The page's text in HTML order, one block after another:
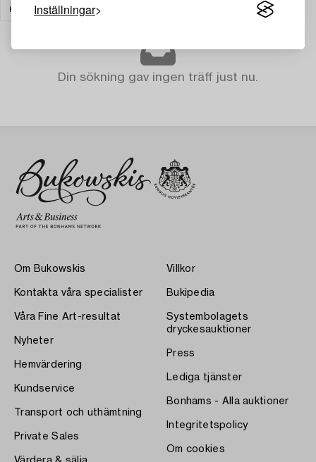
Inställningar
KONST RENSA ALLA
Din sökning gav ingen träff just nu.
Om Bukowskis
Kontakta våra specialister
Våra Fine Art-resultat
Nyheter
Hemvärdering
Kundservice
Transport och uthämtning
Private Sales
Villkor
Bukipedia
Systembolagets
dryckesauktioner
Press
Lediga tjänster
Bonhams - Alla auktioner
Integritetspolicy
Om cookies